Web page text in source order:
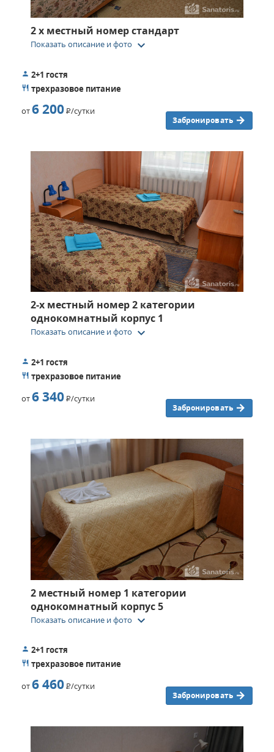
2 х местный номер стандарт
Показать описание и фото keyboard_arrow_down
2+1 гостя
трехразовое питание
от6 200Р/сутки
Забронировать
2-х местный номер 2 категории
однокомнатный корпус 1
Показать описание и фото keyboard_arrow_down
2+1 гостя
трехразовое питание
от6 340Р/сутки
Забронировать
2 местный номер 1 категории
однокомнатный корпус 5
Показать описание и фото keyboard_arrow_down
2+1 гостя
трехразовое питание
от6 460Р/сутки
Забронировать